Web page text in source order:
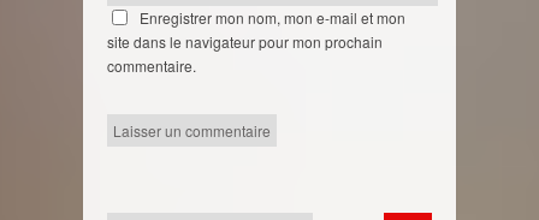
Enregistrer mon nom, mon e-mail et mon
site dans le navigateur pour mon prochain
commentaire.